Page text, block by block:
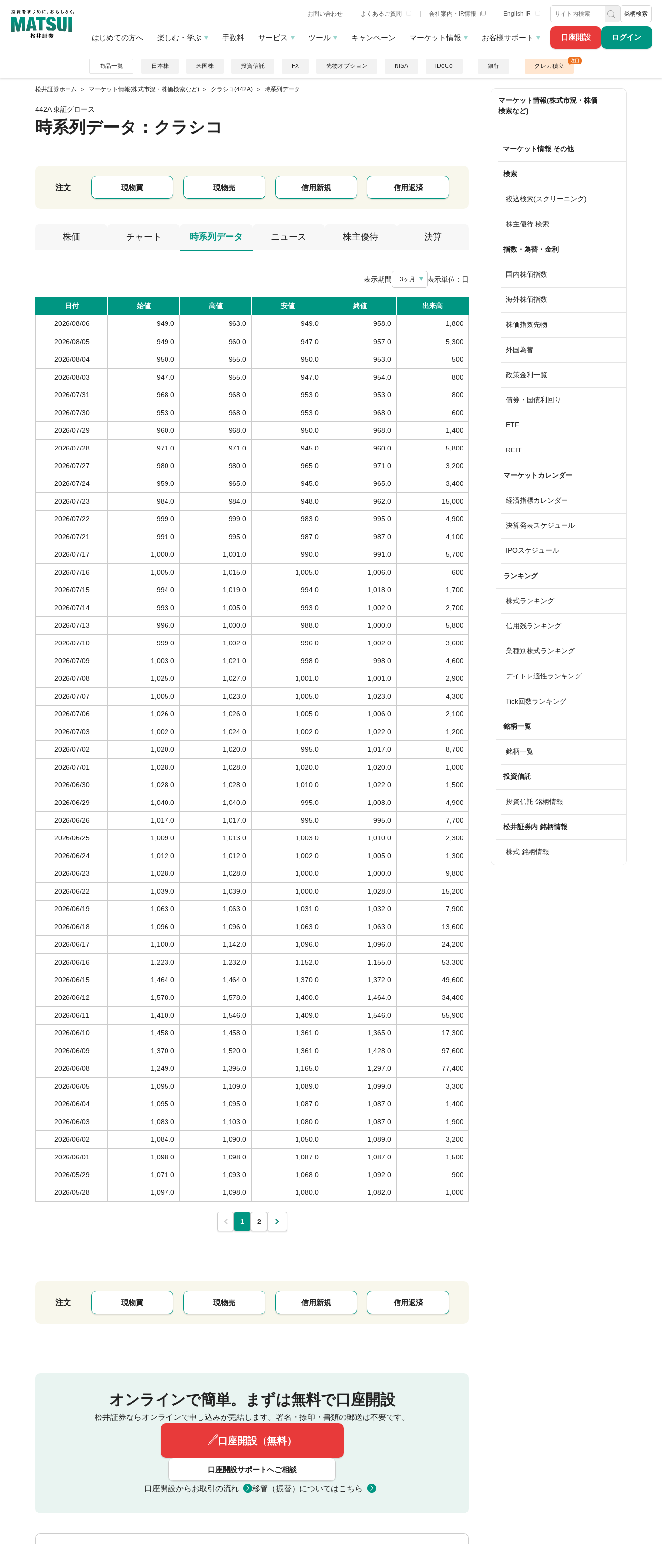
口座開設 ログイン
お問い合わせ よくあるご質問 会社案内・IR情報 English IR 銘柄検索
はじめての方へ 楽しむ・学ぶ 手数料 サービス ツール キャンペーン マーケット情報 お客様サポート
商品一覧 日本株 米国株 投資信託 FX 先物オプション NISA iDeCo 銀行 クレカ積立
松井証券ホーム マーケット情報(株式市況・株価検索など) クラシコ(442A) 時系列データ
442A 東証グロース
時系列データ ：クラシコ
注文 現物買 現物売 信用新規 信用返済
株価 チャート 時系列データ ニュース 株主優待 決算
表示期間 3ヶ月 表示単位： 日
日付 始値 高値 安値 終値 出来高
2026/08/06 949.0 963.0 949.0 958.0 1,800
2026/08/05 949.0 960.0 947.0 957.0 5,300
2026/08/04 950.0 955.0 950.0 953.0 500
2026/08/03 947.0 955.0 947.0 954.0 800
2026/07/31 968.0 968.0 953.0 953.0 800
2026/07/30 953.0 968.0 953.0 968.0 600
2026/07/29 960.0 968.0 950.0 968.0 1,400
2026/07/28 971.0 971.0 945.0 960.0 5,800
2026/07/27 980.0 980.0 965.0 971.0 3,200
2026/07/24 959.0 965.0 945.0 965.0 3,400
2026/07/23 984.0 984.0 948.0 962.0 15,000
2026/07/22 999.0 999.0 983.0 995.0 4,900
2026/07/21 991.0 995.0 987.0 987.0 4,100
2026/07/17 1,000.0 1,001.0 990.0 991.0 5,700
2026/07/16 1,005.0 1,015.0 1,005.0 1,006.0 600
2026/07/15 994.0 1,019.0 994.0 1,018.0 1,700
2026/07/14 993.0 1,005.0 993.0 1,002.0 2,700
2026/07/13 996.0 1,000.0 988.0 1,000.0 5,800
2026/07/10 999.0 1,002.0 996.0 1,002.0 3,600
2026/07/09 1,003.0 1,021.0 998.0 998.0 4,600
2026/07/08 1,025.0 1,027.0 1,001.0 1,001.0 2,900
2026/07/07 1,005.0 1,023.0 1,005.0 1,023.0 4,300
2026/07/06 1,026.0 1,026.0 1,005.0 1,006.0 2,100
2026/07/03 1,002.0 1,024.0 1,002.0 1,022.0 1,200
2026/07/02 1,020.0 1,020.0 995.0 1,017.0 8,700
2026/07/01 1,028.0 1,028.0 1,020.0 1,020.0 1,000
2026/06/30 1,028.0 1,028.0 1,010.0 1,022.0 1,500
2026/06/29 1,040.0 1,040.0 995.0 1,008.0 4,900
2026/06/26 1,017.0 1,017.0 995.0 995.0 7,700
2026/06/25 1,009.0 1,013.0 1,003.0 1,010.0 2,300
2026/06/24 1,012.0 1,012.0 1,002.0 1,005.0 1,300
2026/06/23 1,028.0 1,028.0 1,000.0 1,000.0 9,800
2026/06/22 1,039.0 1,039.0 1,000.0 1,028.0 15,200
2026/06/19 1,063.0 1,063.0 1,031.0 1,032.0 7,900
2026/06/18 1,096.0 1,096.0 1,063.0 1,063.0 13,600
2026/06/17 1,100.0 1,142.0 1,096.0 1,096.0 24,200
2026/06/16 1,223.0 1,232.0 1,152.0 1,155.0 53,300
2026/06/15 1,464.0 1,464.0 1,370.0 1,372.0 49,600
2026/06/12 1,578.0 1,578.0 1,400.0 1,464.0 34,400
2026/06/11 1,410.0 1,546.0 1,409.0 1,546.0 55,900
2026/06/10 1,458.0 1,458.0 1,361.0 1,365.0 17,300
2026/06/09 1,370.0 1,520.0 1,361.0 1,428.0 97,600
2026/06/08 1,249.0 1,395.0 1,165.0 1,297.0 77,400
2026/06/05 1,095.0 1,109.0 1,089.0 1,099.0 3,300
2026/06/04 1,095.0 1,095.0 1,087.0 1,087.0 1,400
2026/06/03 1,083.0 1,103.0 1,080.0 1,087.0 1,900
2026/06/02 1,084.0 1,090.0 1,050.0 1,089.0 3,200
2026/06/01 1,098.0 1,098.0 1,087.0 1,087.0 1,500
2026/05/29 1,071.0 1,093.0 1,068.0 1,092.0 900
2026/05/28 1,097.0 1,098.0 1,080.0 1,082.0 1,000
1 2
注文 現物買 現物売 信用新規 信用返済
オンラインで簡単。 まずは無料で口座開設
松井証券ならオンラインで申し込みが完結します。 署名・捺印・書類の郵送は不要です。
口座開設（無料）
口座開設サポートへご相談
口座開設からお取引の流れ 移管（振替）についてはこちら
マーケット情報(株式市況・株価
検索など)
マーケット情報 その他
検索
絞込検索(スクリーニング)
株主優待 検索
指数・為替・金利
国内株価指数
海外株価指数
株価指数先物
外国為替
政策金利一覧
債券・国債利回り
ETF
REIT
マーケットカレンダー
経済指標カレンダー
決算発表スケジュール
IPOスケジュール
ランキング
株式ランキング
信用残ランキング
業種別株式ランキング
デイトレ適性ランキング
Tick回数ランキング
銘柄一覧
銘柄一覧
投資信託
投資信託 銘柄情報
松井証券内 銘柄情報
株式 銘柄情報